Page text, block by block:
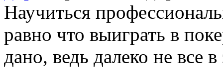
Научиться
равно что выиграть в
дано, ведь далеко не все